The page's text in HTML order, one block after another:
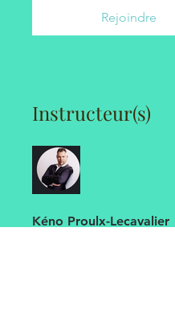
Rejoindre
Instructeur(s)
Kéno Proulx-Lecavalier